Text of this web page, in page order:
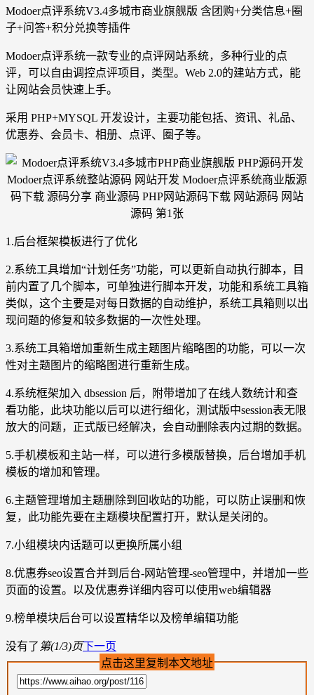
Modoer点评系统V3.4多城市商业旗舰版 含团购+分类信息+圈
子+问答+积分兑换等插件
Modoer点评系统一款专业的点评网站系统，多种行业的点
评，可以自由调控点评项目，类型。Web 2.0的建站方式，能
让网站会员快速上手。
采用 PHP+MYSQL 开发设计，主要功能包括、资讯、礼品、
优惠券、会员卡、相册、点评、圈子等。
1.后台框架模板进行了优化
2.系统工具增加“计划任务”功能，可以更新自动执行脚本，目
前内置了几个脚本，可单独进行脚本开发，功能和系统工具箱
类似，这个主要是对每日数据的自动维护，系统工具箱则以出
现问题的修复和较多数据的一次性处理。
3.系统工具箱增加重新生成主题图片缩略图的功能，可以一次
性对主题图片的缩略图进行重新生成。
4.系统框架加入 dbsession 后，附带增加了在线人数统计和查
看功能，此块功能以后可以进行细化，测试版中session表无限
放大的问题，正式版已经解决，会自动删除表内过期的数据。
5.手机模板和主站一样，可以进行多模版替换，后台增加手机
模板的增加和管理。
6.主题管理增加主题删除到回收站的功能，可以防止误删和恢
复，此功能先要在主题模块配置打开，默认是关闭的。
7.小组模块内话题可以更换所属小组
8.优惠券seo设置合并到后台-网站管理-seo管理中，并增加一些
页面的设置。以及优惠券详细内容可以使用web编辑器
9.榜单模块后台可以设置精华以及榜单编辑功能
没有了 第(1/3)页下一页
点击这里复制本文地址